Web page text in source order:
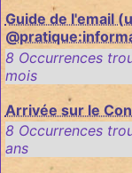
Guide de l'email
8 Occurrences
mois
Arrivée sur le
8 Occurrences
ans